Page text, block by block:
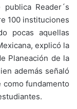
Reader´s
100 instituciones
pocas aquellas
explicó la
Planeación de la
además señaló
como fundamento